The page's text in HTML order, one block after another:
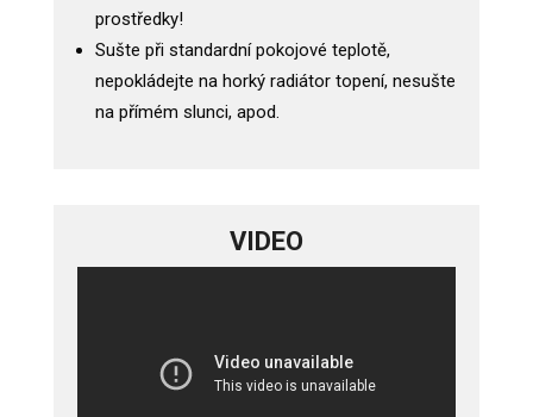
prostředky!
Sušte při standardní pokojové teplotě,
nepokládejte na horký radiátor topení, nesušte
na přímém slunci, apod.
VIDEO